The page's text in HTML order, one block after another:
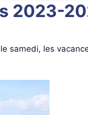
2023-
samedi, les